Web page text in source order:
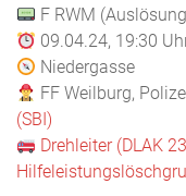
F RWM
09.04.24, 19:30
Niedergasse
FF Weilburg,
(SBI)
Drehleiter (DLAK